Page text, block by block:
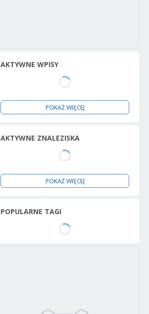
AKTYWNE WPISY
POKAŻ WIĘCEJ
AKTYWNE ZNALEZISKA
POKAŻ WIĘCEJ
POPULARNE TAGI